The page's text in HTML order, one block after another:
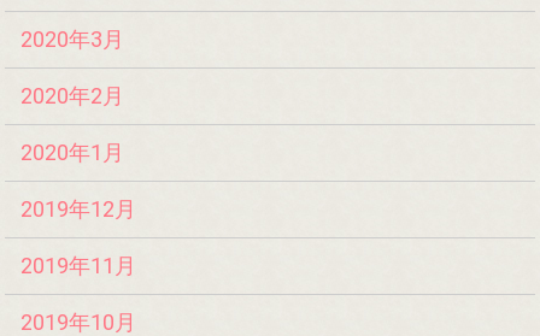
2020年3月
2020年2月
2020年1月
2019年12月
2019年11月
2019年10月